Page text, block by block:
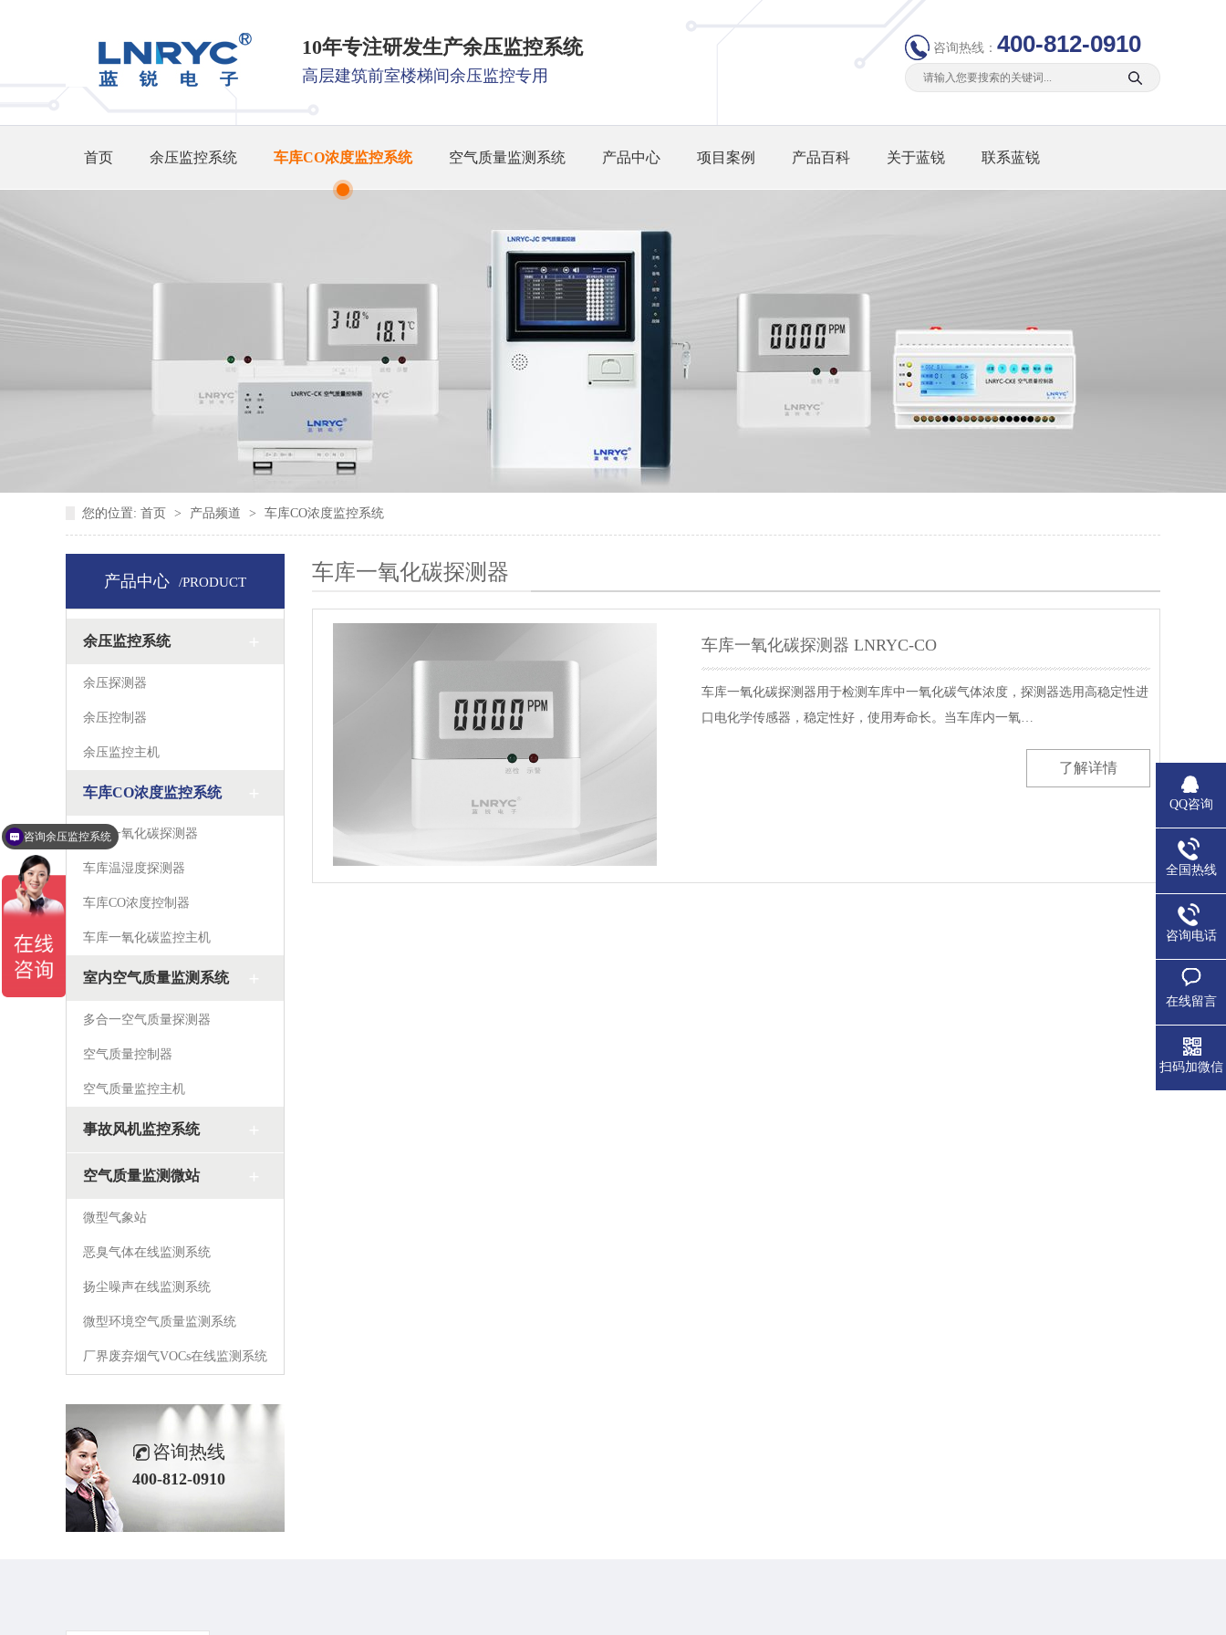
10年专注研发生产余压监控系统
高层建筑前室楼梯间余压监控专用
咨询热线： 400-812-0910
首页 余压监控系统 车库CO浓度监控系统 空气质量监测系统 产品中心 项目案例 产品百科 关于蓝锐 联系蓝锐
您的位置: 首页 > 产品频道 > 车库CO浓度监控系统
产品中心 /PRODUCT
余压监控系统
余压探测器
余压控制器
余压监控主机
车库CO浓度监控系统
车库一氧化碳探测器
车库温湿度探测器
车库CO浓度控制器
车库一氧化碳监控主机
室内空气质量监测系统
多合一空气质量探测器
空气质量控制器
空气质量监控主机
事故风机监控系统
空气质量监测微站
微型气象站
恶臭气体在线监测系统
扬尘噪声在线监测系统
微型环境空气质量监测系统
厂界废弃烟气VOCs在线监测系统
咨询热线
400-812-0910
车库一氧化碳探测器
车库一氧化碳探测器 LNRYC-CO
车库一氧化碳探测器用于检测车库中一氧化碳气体浓度，探测器选用高稳定性进
口电化学传感器，稳定性好，使用寿命长。当车库内一氧…
了解详情
QQ咨询
全国热线
咨询电话
在线留言
扫码加微信
咨询余压监控系统